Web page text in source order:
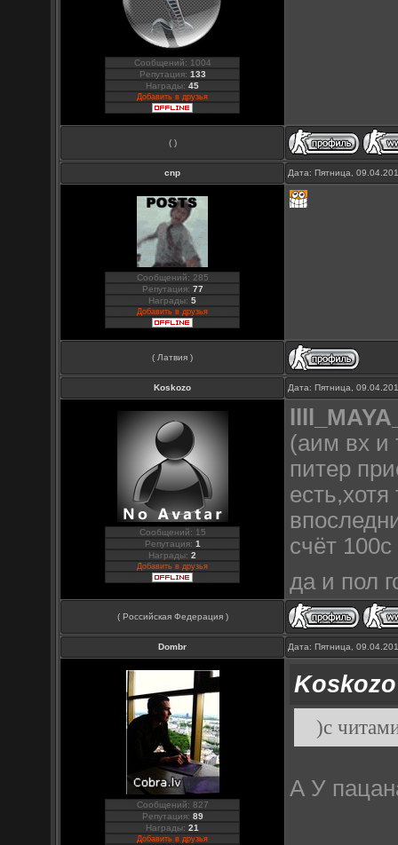
Сообщений: 1004
Репутация: 133
Награды:45
Добавить в друзья
( )
cnp Дата: Пятница,
Сообщений: 285
Репутация: 77
Награды:5
Добавить в друзья
( Латвия )
Koskozo Дата: Пятница,
Сообщений: 15
Репутация: 1
Награды:2
Добавить в друзья
(аим вх и
питер
счёт
да и пол
( Российская Федерация )
Dombr Дата: Пятница,
Сообщений: 827
Репутация: 89
Награды:21
Добавить в друзья
Koskozo
)с
А У